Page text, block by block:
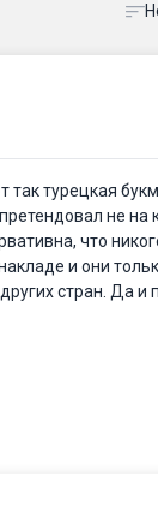
так турецкая
не на
что
и они
стран. Да и